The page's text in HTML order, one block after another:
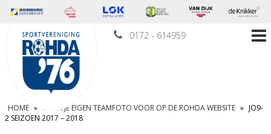
0172 - 614959
HOME » MAAK JE EIGEN TEAMFOTO VOOR OP DE ROHDA WEBSITE » JO9-
2 SEIZOEN 2017 – 2018